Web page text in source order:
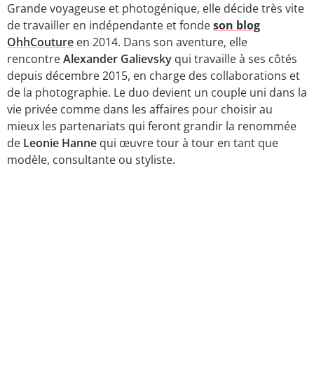
Grande voyageuse et photogénique, elle décide très vite
de travailler en indépendante et fondeson blog
OhhCouture en 2014. Dans son aventure, elle
rencontreAlexander Galievsky qui travaille à ses côtés
depuis décembre 2015, en charge des collaborations et
de la photographie. Le duo devient un couple uni dans la
vie privée comme dans les affaires pour choisir au
mieux les partenariats qui feront grandir la renommée
de Leonie Hanne qui œuvre tour à tour en tant que
modèle, consultante ou styliste.